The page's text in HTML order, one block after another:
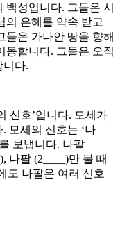
성입니다. 그들은 시
의 은혜를 약속 받고
들은 가나안 땅을 향해
동합니다. 그들은 오직
니다.
신호’입니다. 모세가
모세의 신호는 ‘나
보냅니다. 나팔
나팔 (2____)만 불 때
도 나팔은 여러 신호